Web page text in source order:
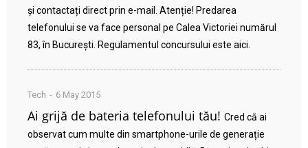
și contactați direct prin e-mail. Atenție! Predarea
telefonului se va face personal pe Calea Victoriei numărul
83, în București. Regulamentul concursului este aici.
Tech 6 May 2015
Ai grijă de bateria telefonului tău! Cred că ai
observat cum multe din smartphone-urile de generație